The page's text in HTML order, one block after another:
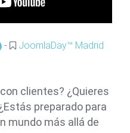
-
JoomlaDay™ Madrid
clientes? ¿Quieres
preparado para
mundo más allá de